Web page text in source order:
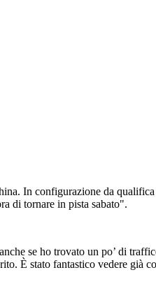
In configurazione da
di tornare in pista sabato".
se ho trovato un po’ di
È stato fantastico vedere già